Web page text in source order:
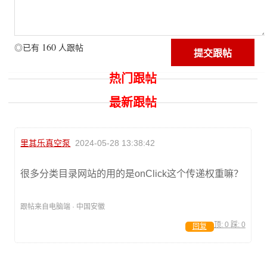
◎已有 160 人跟帖
热门跟帖
最新跟帖
里其乐真空泵 2024-05-28 13:38:42
很多分类目录网站的用的是onClick这个传递权重嘛？
跟帖来自电脑端 · 中国安徽
顶: 0 踩: 0
回复